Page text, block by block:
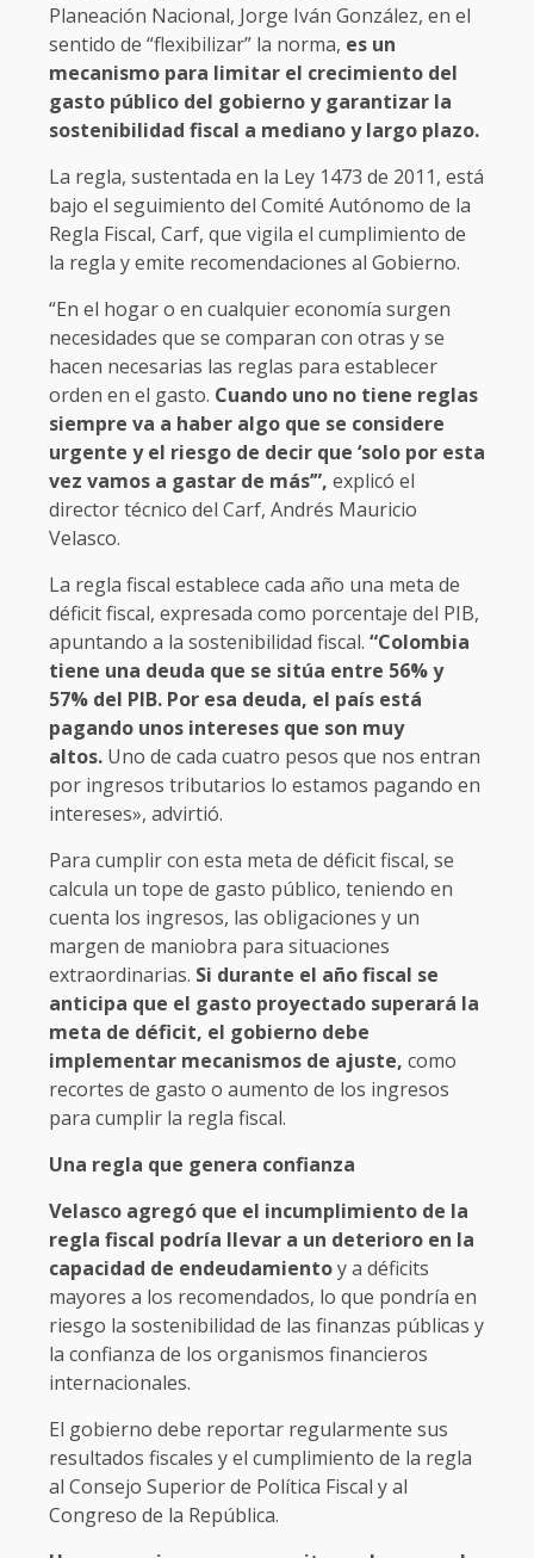
Planeación Nacional, Jorge Iván González, en el
sentido de “flexibilizar” la norma, es un
mecanismo para limitar el crecimiento del
gasto público del gobierno y garantizar la
sostenibilidad fiscal a mediano y largo plazo.
La regla, sustentada en la Ley 1473 de 2011, está
bajo el seguimiento del Comité Autónomo de la
Regla Fiscal, Carf, que vigila el cumplimiento de
la regla y emite recomendaciones al Gobierno.
“En el hogar o en cualquier economía surgen
necesidades que se comparan con otras y se
hacen necesarias las reglas para establecer
orden en el gasto. Cuando uno no tiene reglas
siempre va a haber algo que se considere
urgente y el riesgo de decir que ‘solo por esta
vez vamos a gastar de más’”, explicó el
director técnico del Carf, Andrés Mauricio
Velasco.
La regla fiscal establece cada año una meta de
déficit fiscal, expresada como porcentaje del PIB,
apuntando a la sostenibilidad fiscal. “Colombia
tiene una deuda que se sitúa entre 56% y
57% del PIB. Por esa deuda, el país está
pagando unos intereses que son muy
altos. Uno de cada cuatro pesos que nos entran
por ingresos tributarios lo estamos pagando en
intereses», advirtió.
Para cumplir con esta meta de déficit fiscal, se
calcula un tope de gasto público, teniendo en
cuenta los ingresos, las obligaciones y un
margen de maniobra para situaciones
extraordinarias. Si durante el año fiscal se
anticipa que el gasto proyectado superará la
meta de déficit, el gobierno debe
implementar mecanismos de ajuste, como
recortes de gasto o aumento de los ingresos
para cumplir la regla fiscal.
Una regla que genera confianza
Velasco agregó que el incumplimiento de la
regla fiscal podría llevar a un deterioro en la
capacidad de endeudamientoy a déficits
mayores a los recomendados, lo que pondría en
riesgo la sostenibilidad de las finanzas públicas y
la confianza de los organismos financieros
internacionales.
El gobierno debe reportar regularmente sus
resultados fiscales y el cumplimiento de la regla
al Consejo Superior de Política Fiscal y al
Congreso de la República.